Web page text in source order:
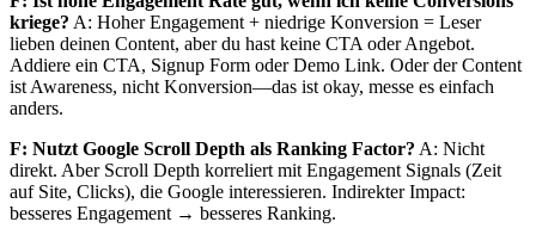
kriege? A: Hoher Engagement + niedrige Konversion = Leser
lieben deinen Content, aber du hast keine CTA oder Angebot.
Addiere ein CTA, Signup Form oder Demo Link. Oder der Content
ist Awareness, nicht Konversion—das ist okay, messe es einfach
anders.
F: Nutzt Google Scroll Depth als Ranking Factor? A: Nicht
direkt. Aber Scroll Depth korreliert mit Engagement Signals (Zeit
auf Site, Clicks), die Google interessieren. Indirekter Impact:
besseres Engagement → besseres Ranking.